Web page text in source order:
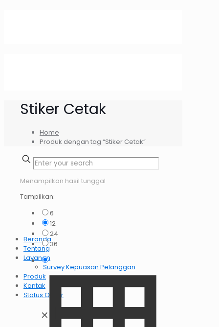
Beranda
Tentang
Layanan
Survey Kepuasan Pelanggan
Produk
Kontak
Status Order
✕
Stiker Cetak
Home
Produk dengan tag “Stiker Cetak”
Menampilkan hasil tunggal
Tampilkan:
6
12
24
36